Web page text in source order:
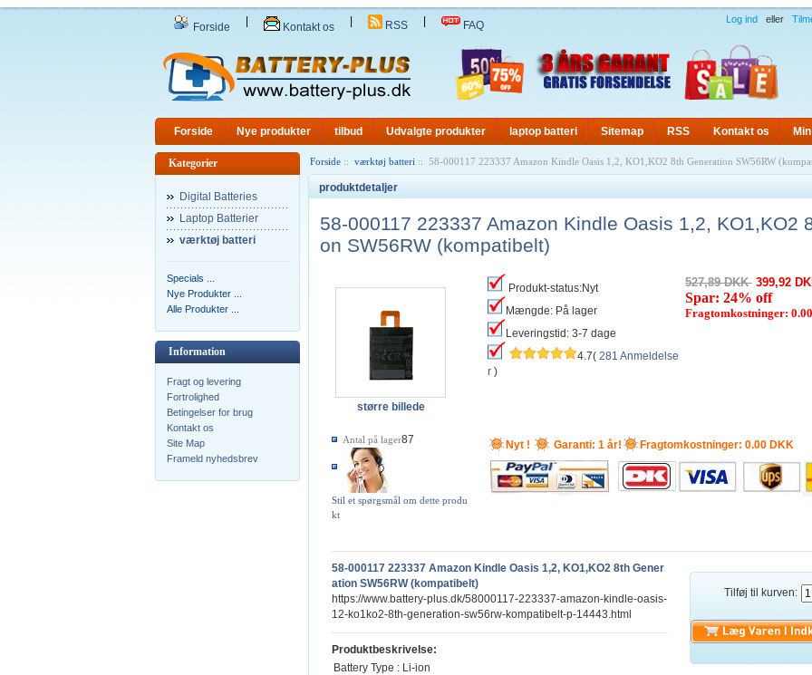
Forside Kontakt os RSS FAQ Log ind eller
Forside Nye produkter tilbud Udvalgte produkter laptop batteri Sitemap RSS Kontakt os
Kategorier
Digital Batteries
Laptop Batterier
værktøj batteri
Specials ...
Nye Produkter ...
Alle Produkter ...
Information
Fragt og levering
Fortrolighed
Betingelser for brug
Kontakt os
Site Map
Frameld nyhedsbrev
Forside :: værktøj batteri :: 58-000117 223337 Amazon Kindle Oasis 1,2, KO1,KO2 8th Generation SW56RW
produktdetaljer
58-000117 223337 Amazon Kindle Oasis 1,2, KO1,KO2
on SW56RW (kompatibelt)
større billede
Antal på lager87
Stil et spørgsmål om dette produ
kt
Produkt-status:Nyt
Mængde: På lager
Leveringstid: 3-7 dage
4.7( 281 Anmeldelse
r )
527,89 DKK 399,92
Spar: 24% off
Fragtomkostninger:
Nyt ! Garanti: 1 år! Fragtomkostninger: 0.00 DKK
Tilføj til kurven:
58-000117 223337 Amazon Kindle Oasis 1,2, KO1,KO2 8th Gener
ation SW56RW (kompatibelt)
https://www.battery-plus.dk/58000117-223337-amazon-kindle-oasis-
12-ko1ko2-8th-generation-sw56rw-kompatibelt-p-14443.html
Produktbeskrivelse:
Battery Type : Li-ion